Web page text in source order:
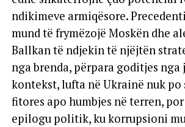
ndikimeve armiqësore.
mund të frymëzojë Moskën dhe
Ballkan të ndjekin të njëjtën
nga brenda, përpara goditjes nga
kontekst, lufta në Ukrainë nuk po
fitores apo humbjes në terren,
epilogu politik, ku korrupsioni